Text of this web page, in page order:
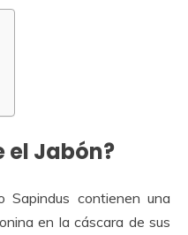
el Jabón?
Sapindus contienen una
en la cáscara de sus